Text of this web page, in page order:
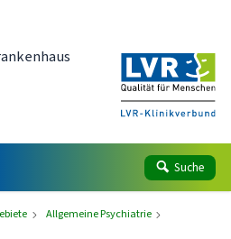
Suche
Allgemeine Psychiatrie